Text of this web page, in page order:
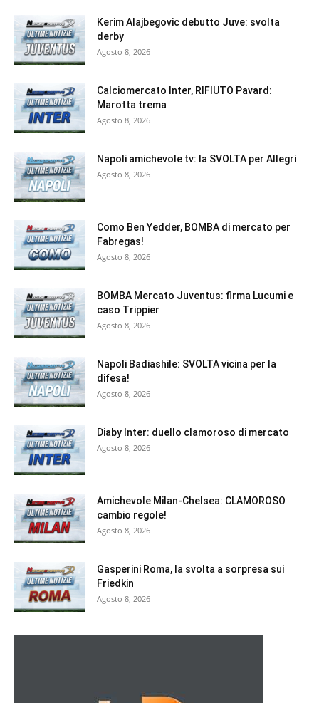
Kerim Alajbegovic debutto Juve: svolta
derby
Agosto 8, 2026
Calciomercato Inter, RIFIUTO Pavard:
Marotta trema
Agosto 8, 2026
Napoli amichevole tv: la SVOLTA per Allegri
Agosto 8, 2026
Como Ben Yedder, BOMBA di mercato per
Fabregas!
Agosto 8, 2026
BOMBA Mercato Juventus: firma Lucumi e
caso Trippier
Agosto 8, 2026
Napoli Badiashile: SVOLTA vicina per la
difesa!
Agosto 8, 2026
Diaby Inter: duello clamoroso di mercato
Agosto 8, 2026
Amichevole Milan-Chelsea: CLAMOROSO
cambio regole!
Agosto 8, 2026
Gasperini Roma, la svolta a sorpresa sui
Friedkin
Agosto 8, 2026